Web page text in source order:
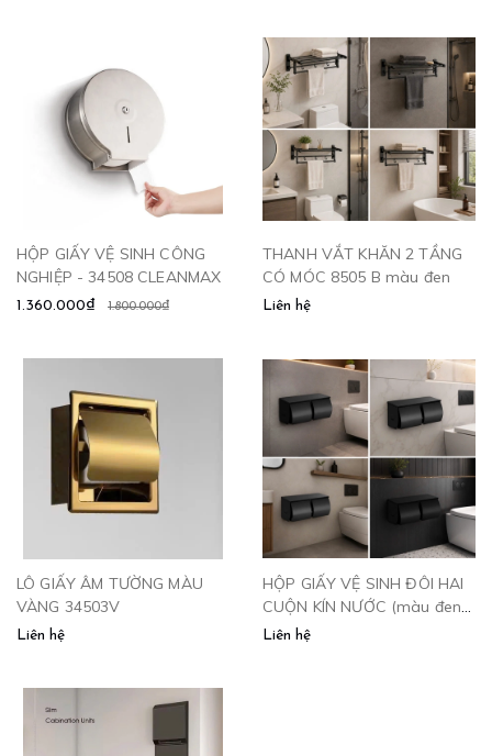
HỘP GIẤY VỆ SINH CÔNG
NGHIỆP - 34508 CLEANMAX
1.360.000₫ 1.800.000₫
THANH VẮT KHĂN 2 TẦNG
CÓ MÓC 8505 B màu đen
Liên hệ
LÔ GIẤY ÂM TƯỜNG MÀU
VÀNG 34503V
Liên hệ
HỘP GIẤY VỆ SINH ĐÔI HAI
CUỘN KÍN NƯỚC (màu đen)
- 34512D
Liên hệ